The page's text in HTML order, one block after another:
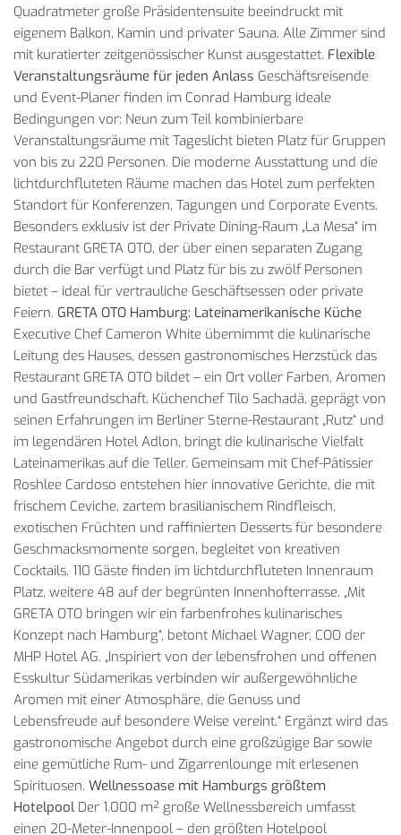
Quadratmeter große Präsidentensuite beeindruckt mit
eigenem Balkon, Kamin und privater Sauna. Alle Zimmer sind
mit kuratierter zeitgenössischer Kunst ausgestattet. Flexible
Veranstaltungsräume für jeden Anlass Geschäftsreisende
und Event-Planer finden im Conrad Hamburg ideale
Bedingungen vor: Neun zum Teil kombinierbare
Veranstaltungsräume mit Tageslicht bieten Platz für Gruppen
von bis zu 220 Personen. Die moderne Ausstattung und die
lichtdurchfluteten Räume machen das Hotel zum perfekten
Standort für Konferenzen, Tagungen und Corporate Events.
Besonders exklusiv ist der Private Dining-Raum „La Mesa“ im
Restaurant GRETA OTO, der über einen separaten Zugang
durch die Bar verfügt und Platz für bis zu zwölf Personen
bietet – ideal für vertrauliche Geschäftsessen oder private
Feiern. GRETA OTO Hamburg: Lateinamerikanische Küche
Executive Chef Cameron White übernimmt die kulinarische
Leitung des Hauses, dessen gastronomisches Herzstück das
Restaurant GRETA OTO bildet – ein Ort voller Farben, Aromen
und Gastfreundschaft. Küchenchef Tilo Sachadä, geprägt von
seinen Erfahrungen im Berliner Sterne-Restaurant „Rutz“ und
im legendären Hotel Adlon, bringt die kulinarische Vielfalt
Lateinamerikas auf die Teller. Gemeinsam mit Chef-Pâtissier
Roshlee Cardoso entstehen hier innovative Gerichte, die mit
frischem Ceviche, zartem brasilianischem Rindfleisch,
exotischen Früchten und raffinierten Desserts für besondere
Geschmacksmomente sorgen, begleitet von kreativen
Cocktails. 110 Gäste finden im lichtdurchfluteten Innenraum
Platz, weitere 48 auf der begrünten Innenhofterrasse. „Mit
GRETA OTO bringen wir ein farbenfrohes kulinarisches
Konzept nach Hamburg“, betont Michael Wagner, COO der
MHP Hotel AG. „Inspiriert von der lebensfrohen und offenen
Esskultur Südamerikas verbinden wir außergewöhnliche
Aromen mit einer Atmosphäre, die Genuss und
Lebensfreude auf besondere Weise vereint.“ Ergänzt wird das
gastronomische Angebot durch eine großzügige Bar sowie
eine gemütliche Rum- und Zigarrenlounge mit erlesenen
Spirituosen. Wellnessoase mit Hamburgs größtem
HotelpoolDer 1.000 m² große Wellnessbereich umfasst
einen 20-Meter-Innenpool – den größten Hotelpool